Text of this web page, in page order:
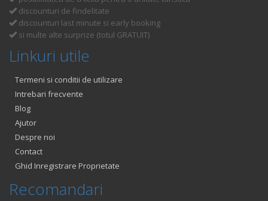
discounturi de findelitate
discounturi last minute si early booking
si multe alte surprize (totul GRATUIT)
Linkuri utile
Termeni si conditii de utilizare
Intrebari frecvente
Blog
Ajutor
Despre noi
Contact
Ghid Inregistrare Proprietate
Recomandari